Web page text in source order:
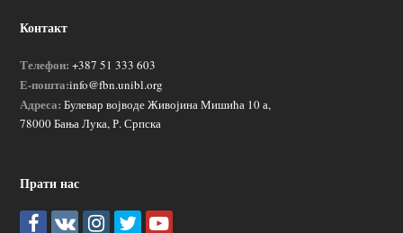
Контакт
Телефон: +387 51 333 603
Е-пошта:info@fbn.unibl.org
Адреса: Булевар војводе Живојина Мишића 10 а,
78000 Бања Лука, Р. Српска
Прати нас